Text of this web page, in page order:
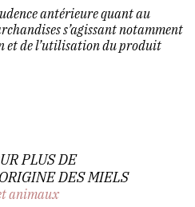
antérieure quant au
s’agissant notamment
et de l’utilisation du produit
PLUS DE
DES MIELS
animaux